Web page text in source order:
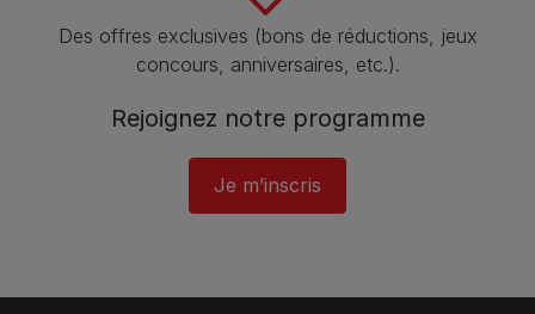
Des offres exclusives (bons de réductions, jeux
concours, anniversaires, etc.).
Rejoignez notre programme​
Je m’inscris